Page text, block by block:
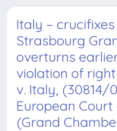
Italy –
Strasbourg
overturns
violation of
v. Italy, (30814/
European
(Grand